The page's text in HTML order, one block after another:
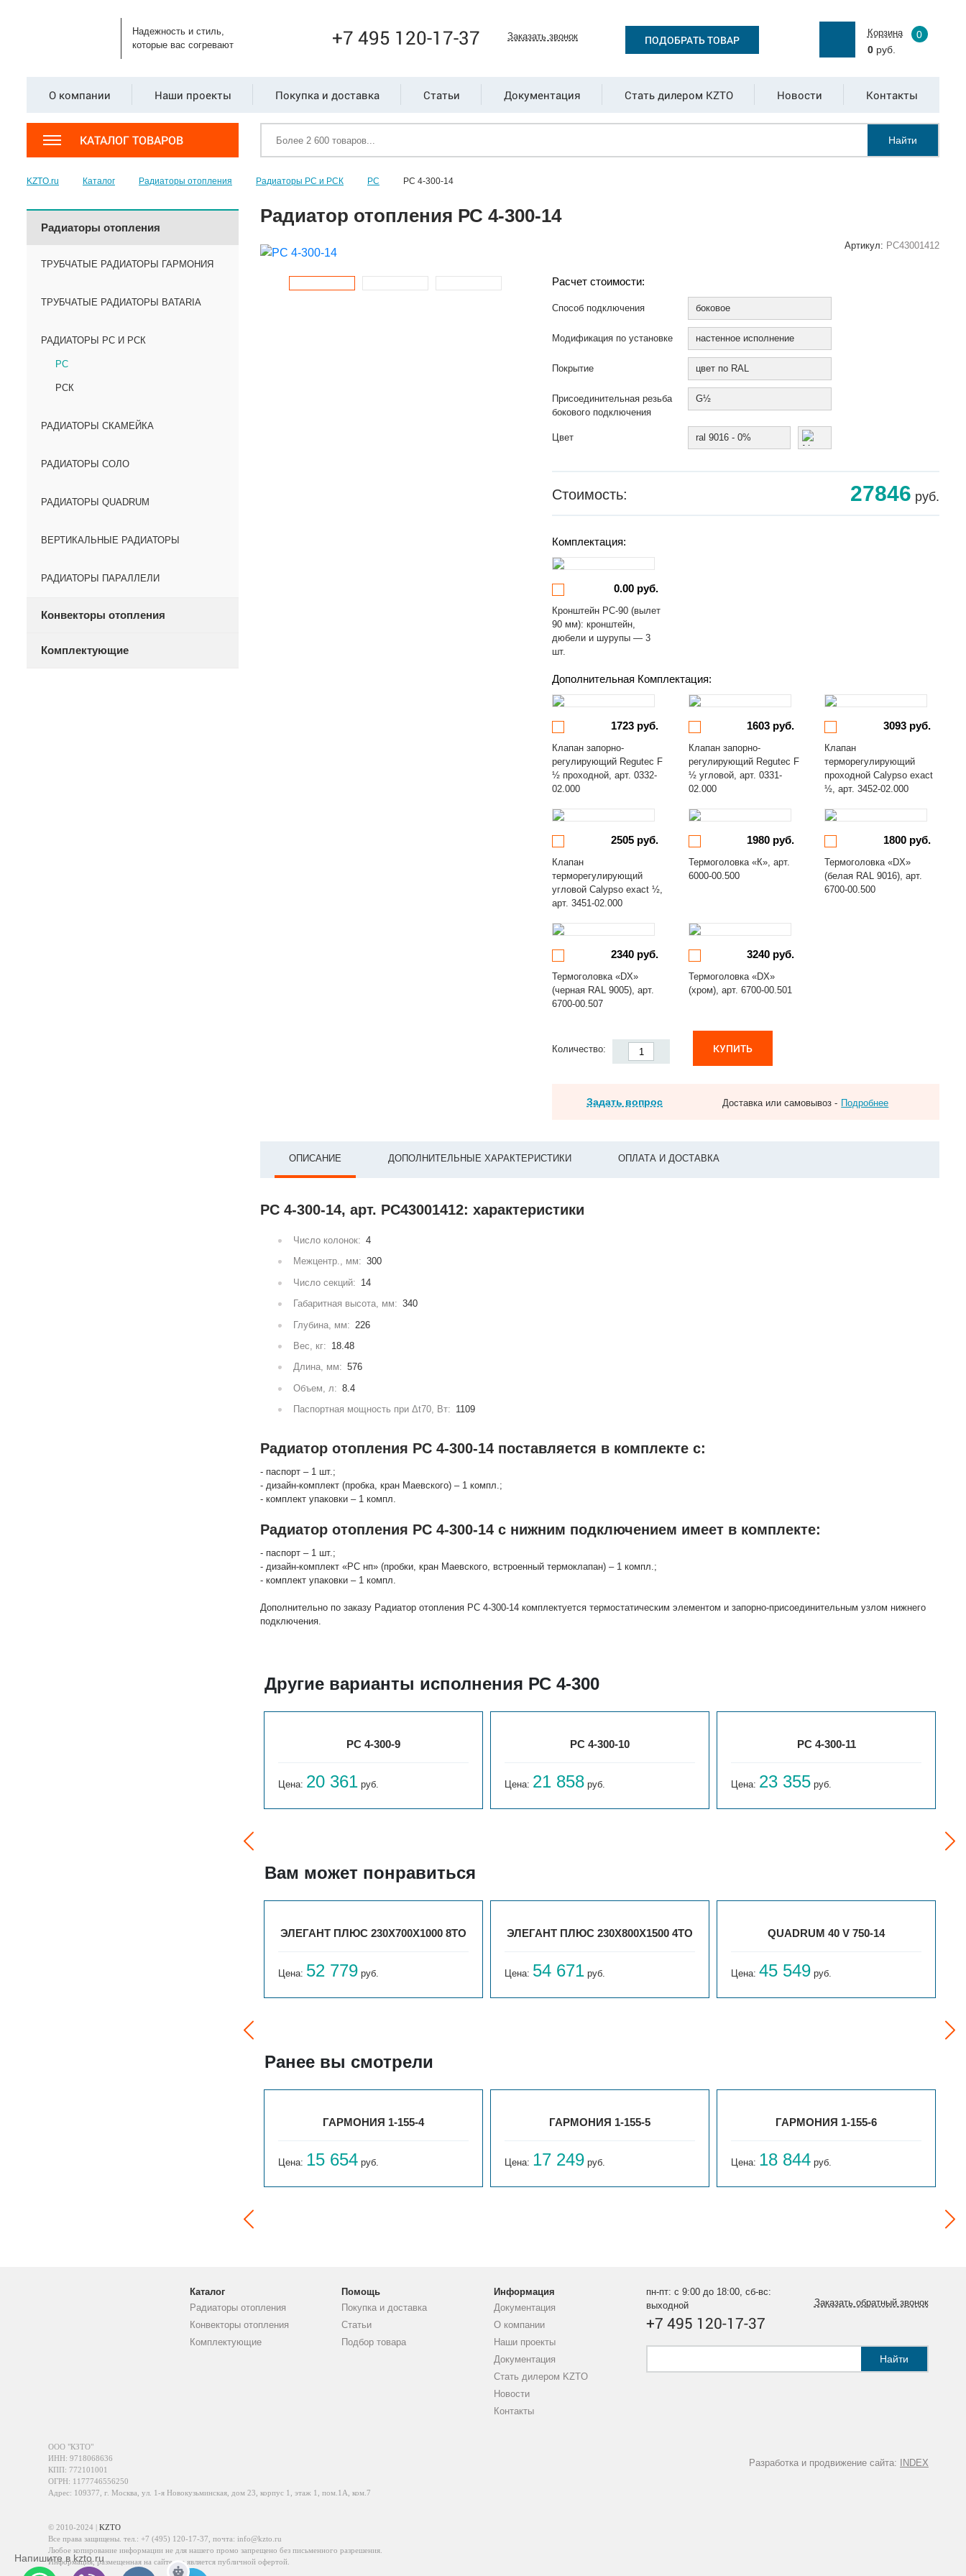
Надежность и стиль,
которые вас согревают
+7 495 120-17-37 Заказать звонок ПОДОБРАТЬ ТОВАР
Корзина
0
0руб.
О компании Наши проекты Покупка и доставка Статьи Документация Стать дилером KZTO Новости Контакты
КАТАЛОГ ТОВАРОВ Найти
KZTO.ru Каталог Радиаторы отопления Радиаторы РС и РСК РС РС 4-300-14
Радиаторы отопления
ТРУБЧАТЫЕ РАДИАТОРЫ ГАРМОНИЯ
ТРУБЧАТЫЕ РАДИАТОРЫ BATARIA
РАДИАТОРЫ РС И РСК
РС
РСК
РАДИАТОРЫ СКАМЕЙКА
РАДИАТОРЫ СОЛО
РАДИАТОРЫ QUADRUM
ВЕРТИКАЛЬНЫЕ РАДИАТОРЫ
РАДИАТОРЫ ПАРАЛЛЕЛИ
Конвекторы отопления
Комплектующие
Радиатор отопления РС 4-300-14
Артикул: РС43001412
Расчет стоимости:
Способ подключения боковое
Модификация по установке настенное исполнение
Покрытие цвет по RAL
Присоединительная резьба
бокового подключения
G½
Цвет ral 9016 - 0%
Стоимость: 27846 руб.
Комплектация:
0.00 руб.
Кронштейн РС-90 (вылет
90 мм): кронштейн,
дюбели и шурупы — 3
шт.
Дополнительная Комплектация:
1723 руб.
Клапан запорно-
регулирующий Regutec F
½ проходной, арт. 0332-
02.000
1603 руб.
Клапан запорно-
регулирующий Regutec F
½ угловой, арт. 0331-
02.000
3093 руб.
Клапан
терморегулирующий
проходной Calypso exact
½, арт. 3452-02.000
2505 руб.
Клапан
терморегулирующий
угловой Calypso exact ½,
арт. 3451-02.000
1980 руб.
Термоголовка «К», арт.
6000-00.500
1800 руб.
Термоголовка «DX»
(белая RAL 9016), арт.
6700-00.500
2340 руб.
Термоголовка «DX»
(черная RAL 9005), арт.
6700-00.507
3240 руб.
Термоголовка «DX»
(хром), арт. 6700-00.501
Количество: КУПИТЬ
Задать вопрос Доставка или самовывоз - Подробнее
ОПИСАНИЕ ДОПОЛНИТЕЛЬНЫЕ ХАРАКТЕРИСТИКИ ОПЛАТА И ДОСТАВКА
РС 4-300-14, арт. РС43001412: характеристики
Число колонок: 4
Межцентр., мм: 300
Число секций: 14
Габаритная высота, мм: 340
Глубина, мм: 226
Вес, кг: 18.48
Длина, мм: 576
Объем, л: 8.4
Паспортная мощность при Δt70, Вт: 1109
Радиатор отопления РС 4-300-14 поставляется в комплекте с:
- паспорт – 1 шт.;
- дизайн-комплект (пробка, кран Маевского) – 1 компл.;
- комплект упаковки – 1 компл.
Радиатор отопления РС 4-300-14 с нижним подключением имеет в комплекте:
- паспорт – 1 шт.;
- дизайн-комплект «РС нп» (пробки, кран Маевского, встроенный термоклапан) – 1 компл.;
- комплект упаковки – 1 компл.
Дополнительно по заказу Радиатор отопления РС 4-300-14 комплектуется термостатическим элементом и запорно-присоединительным узлом нижнего
подключения.
Другие варианты исполнения РС 4-300
РС 4-300-9
Цена: 20 361 руб.
РС 4-300-10
Цена: 21 858 руб.
РС 4-300-11
Цена: 23 355 руб.
Вам может понравиться
ЭЛЕГАНТ ПЛЮС 230X700X1000 8ТО
Цена: 52 779 руб.
ЭЛЕГАНТ ПЛЮС 230X800X1500 4ТО
Цена: 54 671 руб.
QUADRUM 40 V 750-14
Цена: 45 549 руб.
Ранее вы смотрели
ГАРМОНИЯ 1-155-4
Цена: 15 654 руб.
ГАРМОНИЯ 1-155-5
Цена: 17 249 руб.
ГАРМОНИЯ 1-155-6
Цена: 18 844 руб.
Каталог
Радиаторы отопления
Конвекторы отопления
Комплектующие
Помощь
Покупка и доставка
Статьи
Подбор товара
Информация
Документация
О компании
Наши проекты
Документация
Стать дилером KZTO
Новости
Контакты
пн-пт: с 9:00 до 18:00, сб-вс:
выходной
+7 495 120-17-37
Заказать обратный звонок
Найти
Разработка и продвижение сайта: INDEX
ООО "КЗТО"
ИНН: 9718068636
КПП: 772101001
ОГРН: 1177746556250
Адрес: 109377, г. Москва, ул. 1-я Новокузьминская, дом 23, корпус 1, этаж 1, пом.1А, ком.7
© 2010-2024 | KZTO
Все права защищены. тел.: +7 (495) 120-17-37 , почта: info@kzto.ru
Любое копирование информации не для нашего промо запрещено без письменного разрешения.
Информация, размещенная на сайте, не является публичной офертой.
Напишите в kzto.ru